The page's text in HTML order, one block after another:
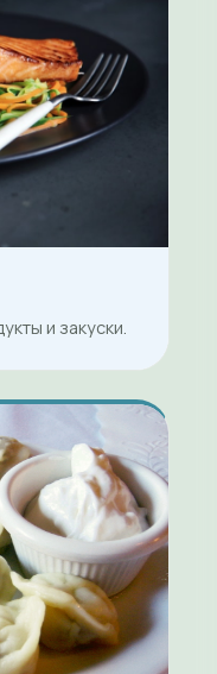
и закуски.